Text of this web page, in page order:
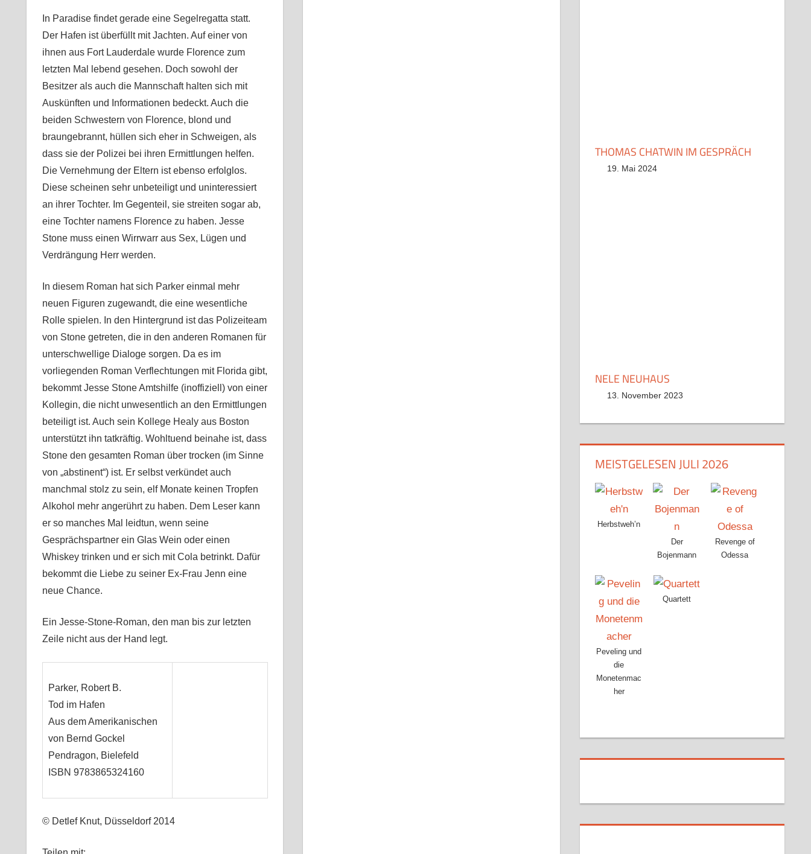
In Paradise findet gerade eine Segelregatta statt.
Der Hafen ist überfüllt mit Jachten. Auf einer von
ihnen aus Fort Lauderdale wurde Florence zum
letzten Mal lebend gesehen. Doch sowohl der
Besitzer als auch die Mannschaft halten sich mit
Auskünften und Informationen bedeckt. Auch die
beiden Schwestern von Florence, blond und
braungebrannt, hüllen sich eher in Schweigen, als
dass sie der Polizei bei ihren Ermittlungen helfen.
Die Vernehmung der Eltern ist ebenso erfolglos.
Diese scheinen sehr unbeteiligt und uninteressiert
an ihrer Tochter. Im Gegenteil, sie streiten sogar ab,
eine Tochter namens Florence zu haben. Jesse
Stone muss einen Wirrwarr aus Sex, Lügen und
Verdrängung Herr werden.
In diesem Roman hat sich Parker einmal mehr
neuen Figuren zugewandt, die eine wesentliche
Rolle spielen. In den Hintergrund ist das Polizeiteam
von Stone getreten, die in den anderen Romanen für
unterschwellige Dialoge sorgen. Da es im
vorliegenden Roman Verflechtungen mit Florida gibt,
bekommt Jesse Stone Amtshilfe (inoffiziell) von einer
Kollegin, die nicht unwesentlich an den Ermittlungen
beteiligt ist. Auch sein Kollege Healy aus Boston
unterstützt ihn tatkräftig. Wohltuend beinahe ist, dass
Stone den gesamten Roman über trocken (im Sinne
von „abstinent“) ist. Er selbst verkündet auch
manchmal stolz zu sein, elf Monate keinen Tropfen
Alkohol mehr angerührt zu haben. Dem Leser kann
er so manches Mal leidtun, wenn seine
Gesprächspartner ein Glas Wein oder einen
Whiskey trinken und er sich mit Cola betrinkt. Dafür
bekommt die Liebe zu seiner Ex-Frau Jenn eine
neue Chance.
Ein Jesse-Stone-Roman, den man bis zur letzten
Zeile nicht aus der Hand legt.
Parker, Robert B.
Tod im Hafen
Aus dem Amerikanischen
von Bernd Gockel
Pendragon, Bielefeld
ISBN 9783865324160
© Detlef Knut, Düsseldorf 2014
THOMAS CHATWIN IM GESPRÄCH
19. Mai 2024
NELE NEUHAUS
13. November 2023
MEISTGELESEN JULI 2026
Herbstweh’n
Der
Bojenmann
Revenge of
Odessa
Peveling und
die
Monetenmac
her
Quartett